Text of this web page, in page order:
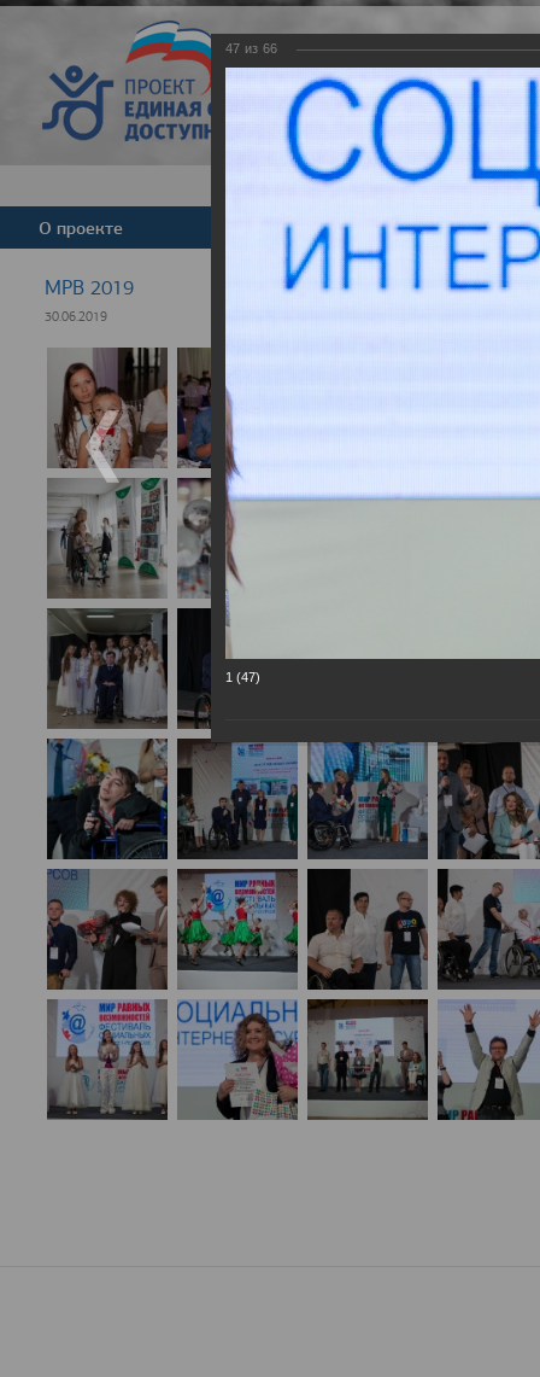
Версия для
О проекте Команда Новости
МРВ 2019
30.06.2019
47 из 66
1 (47)